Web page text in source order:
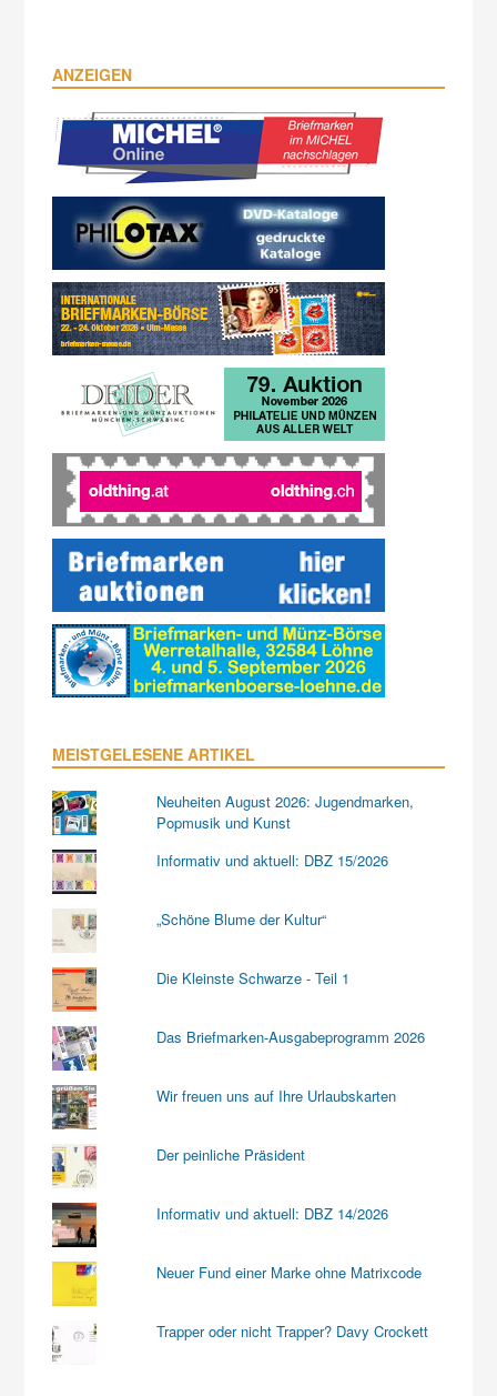
ANZEIGEN
MEISTGELESENE ARTIKEL
Neuheiten August 2026: Jugendmarken,
Popmusik und Kunst
Informativ und aktuell: DBZ 15/2026
„Schöne Blume der Kultur“
Die Kleinste Schwarze - Teil 1
Das Briefmarken-Ausgabeprogramm 2026
Wir freuen uns auf Ihre Urlaubskarten
Der peinliche Präsident
Informativ und aktuell: DBZ 14/2026
Neuer Fund einer Marke ohne Matrixcode
Trapper oder nicht Trapper? Davy Crockett